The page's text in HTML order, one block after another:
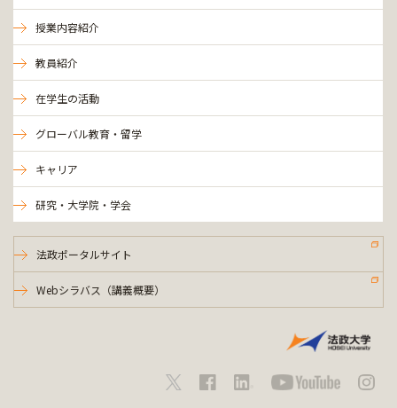
授業内容紹介
教員紹介
在学生の活動
グローバル教育・留学
キャリア
研究・大学院・学会
法政ポータルサイト
Webシラバス（講義概要）